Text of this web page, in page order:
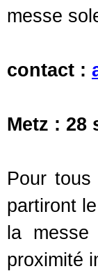
messe
contact :
Metz : 28
Pour
partiront
la
proximité